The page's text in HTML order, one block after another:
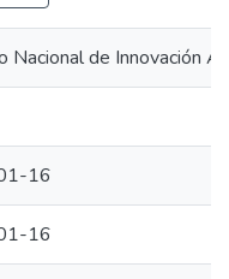
Nacional de Innovación
16
16